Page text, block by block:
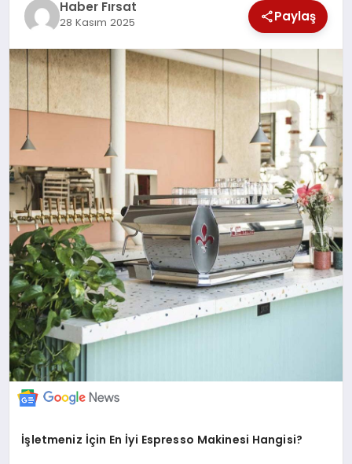
EKONOMİ
MAGAZİN
EĞİTİM
DÜNYA
Haber Fırsat
28 Kasım 2025 Paylaş
İşletmeniz İçin En İyi Espresso Makinesi Hangisi?